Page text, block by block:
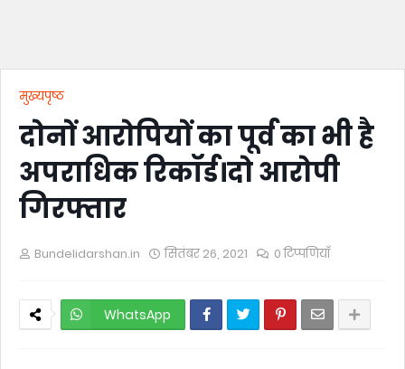
मुख्यपृष्ठ
दोनों आरोपियों का पूर्व का भी है
अपराधिक रिकॉर्ड।दो आरोपी
गिरफ्तार
Bundelidarshan.in सितंबर 26, 2021 0 टिप्पणियाँ
WhatsApp